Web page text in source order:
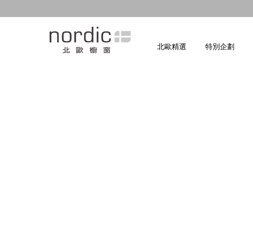
北歐精選 特別企劃